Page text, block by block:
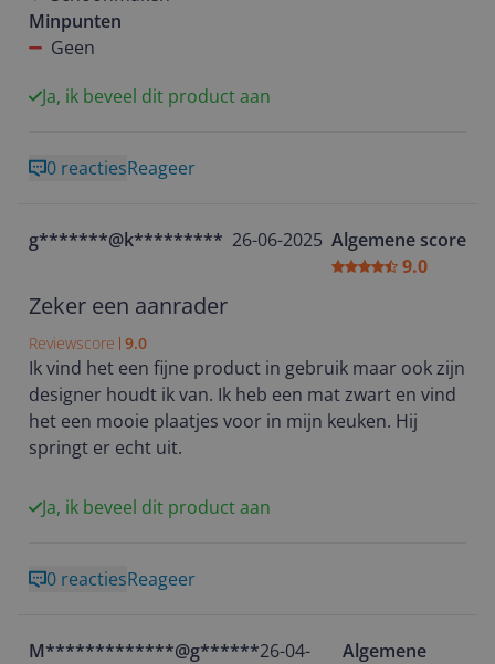
deze goed gereviewde Etna kookplaat tegen die er
ook nog in een matte uitvoering was
bedienen moest zijn en geen toeters en bellen.
ingebouwd naar alle tevredenheid.
En.... Door de matte finish is hij ook snel en
Al met al tevreden gebruikers
Minpunten
Geen
Ja, ik beveel dit product aan
0 reactiesReageer
g*******@k********* 26-06-2025 Algemene score
9.0
Zeker een aanrader
Reviewscore 9.0
Ik vind het een fijne product in gebruik maar ook zijn
designer houdt ik van. Ik heb een mat zwart en vind
het een mooie plaatjes voor in mijn keuken. Hij
springt er echt uit.
Ja, ik beveel dit product aan
0 reactiesReageer
M*************@g********26-04-
Algemene